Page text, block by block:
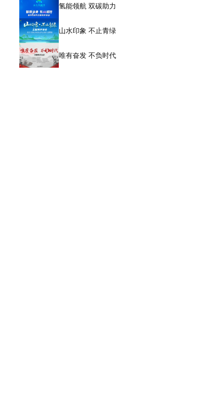
氢能领航 双碳助力
山水印象 不止青绿
唯有奋发 不负时代